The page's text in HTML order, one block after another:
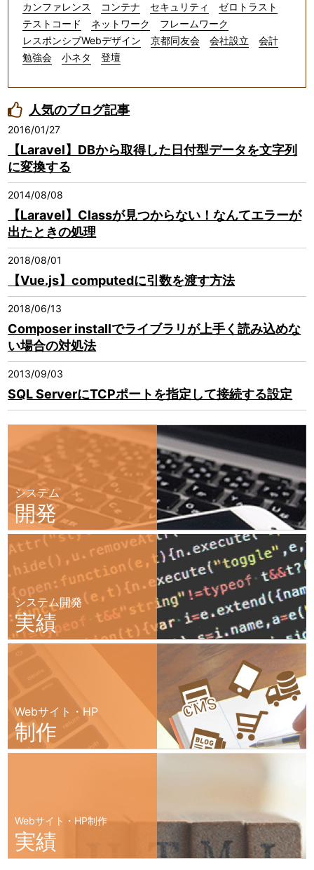
カンファレンス
コンテナ セキュリティ
ゼロトラスト
テストコード
ネットワーク
フレームワーク
レスポンシブWebデザイン
京都同友会 会社設立
会計
勉強会
小ネタ 登壇
人気のブログ記事
2016/01/27
【Laravel】DBから取得した日付型データを文字列
に変換する
2014/08/08
【Laravel】Classが見つからない！なんてエラーが
出たときの処理
2018/08/01
【Vue.js】computedに引数を渡す方法
2018/06/13
Composer installでライブラリが上手く読み込めな
い場合の対処法
2013/09/03
SQL ServerにTCPポートを指定して接続する設定
システム
開発
システム開発
実績
Webサイト・HP
制作
Webサイト・HP制作
実績